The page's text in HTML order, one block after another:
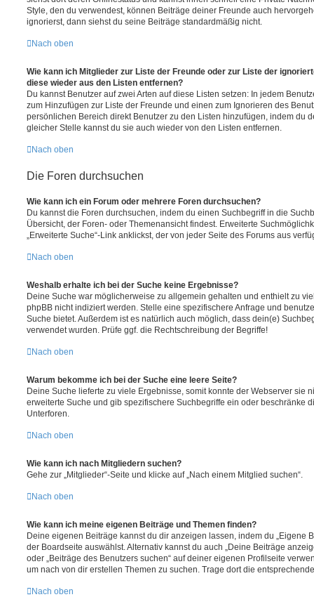
Style, den du verwendest, können Beiträge deiner Freunde auch
ignorierst, dann siehst du seine Beiträge standardmäßig nicht.
Nach oben
Wie kann ich Mitglieder zur Liste der Freunde oder zur Liste der
diese wieder aus den Listen entfernen?
Du kannst Benutzer auf zwei Arten auf diese Listen setzen: In jedem
zum Hinzufügen zur Liste der Freunde und einen zum Ignorieren des
persönlichen Bereich direkt Benutzer zu den Listen hinzufügen, indem du
gleicher Stelle kannst du sie auch wieder von den Listen entfernen.
Nach oben
Die Foren durchsuchen
Wie kann ich ein Forum oder mehrere Foren durchsuchen?
Du kannst die Foren durchsuchen, indem du einen Suchbegriff in die
Übersicht, der Foren- oder Themenansicht findest. Erweiterte
„Erweiterte Suche“-Link anklickst, der von jeder Seite des Forums aus
Nach oben
Weshalb erhalte ich bei der Suche keine Ergebnisse?
Deine Suche war möglicherweise zu allgemein gehalten und enthielt zu
phpBB nicht indiziert werden. Stelle eine spezifischere Anfrage und
Suche bietet. Außerdem ist es natürlich auch möglich, dass dein(e)
verwendet wurden. Prüfe ggf. die Rechtschreibung der Begriffe!
Nach oben
Warum bekomme ich bei der Suche eine leere Seite?
Deine Suche lieferte zu viele Ergebnisse, somit konnte der Webserver sie
erweiterte Suche und gib spezifischere Suchbegriffe ein oder beschränke
Unterforen.
Nach oben
Wie kann ich nach Mitgliedern suchen?
Gehe zur „Mitglieder“-Seite und klicke auf „Nach einem Mitglied suchen“.
Nach oben
Wie kann ich meine eigenen Beiträge und Themen finden?
Deine eigenen Beiträge kannst du dir anzeigen lassen, indem du „Eigene
der Boardseite auswählst. Alternativ kannst du auch „Deine Beiträge
oder „Beiträge des Benutzers suchen“ auf deiner eigenen Profilseite
um nach von dir erstellen Themen zu suchen. Trage dort die
Nach oben